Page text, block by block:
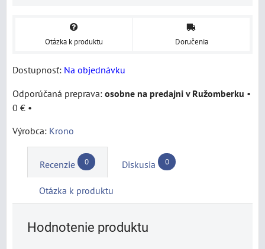
Otázka k produktu Doručenia
Dostupnosť: Na objednávku
osobne na predajni v Ružomberku •
0 € •
Výrobca: Krono
Recenzie 0 Diskusia 0
Otázka k produktu
Hodnotenie produktu